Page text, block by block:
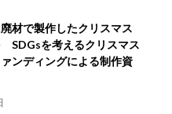
材で製作したクリスマス
SDGsを考えるクリスマス
ンディングによる制作資